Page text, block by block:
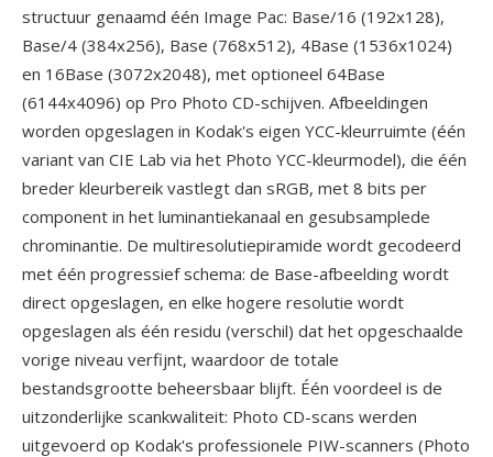
structuur genaamd één Image Pac: Base/16 (192x128),
Base/4 (384x256), Base (768x512), 4Base (1536x1024)
en 16Base (3072x2048), met optioneel 64Base
(6144x4096) op Pro Photo CD-schijven. Afbeeldingen
worden opgeslagen in Kodak's eigen YCC-kleurruimte (één
variant van CIE Lab via het Photo YCC-kleurmodel), die één
breder kleurbereik vastlegt dan sRGB, met 8 bits per
component in het luminantiekanaal en gesubsamplede
chrominantie. De multiresolutiepiramide wordt gecodeerd
met één progressief schema: de Base-afbeelding wordt
direct opgeslagen, en elke hogere resolutie wordt
opgeslagen als één residu (verschil) dat het opgeschaalde
vorige niveau verfijnt, waardoor de totale
bestandsgrootte beheersbaar blijft. Één voordeel is de
uitzonderlijke scankwaliteit: Photo CD-scans werden
uitgevoerd op Kodak's professionele PIW-scanners (Photo